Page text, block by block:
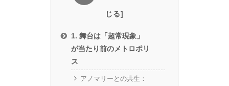
1. 舞台は「超常現象」
が当たり前のメトロポリ
ス
アノマリーとの共生：